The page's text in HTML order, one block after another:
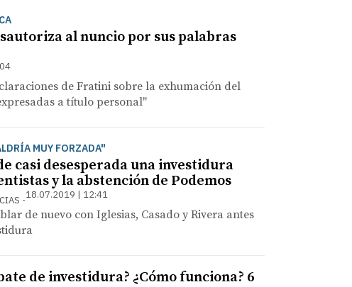
al nuncio por sus palabras
de Fratini sobre la exhumación del
a título personal"
MUY FORZADA"
casi desesperada una investidura
y la abstención de Podemos
18.07.2019 | 12:41
de nuevo con Iglesias, Casado y Rivera antes
de investidura? ¿Cómo funciona? 6